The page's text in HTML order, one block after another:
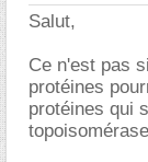
Salut,
Ce n'est pas
protéines
protéines qui